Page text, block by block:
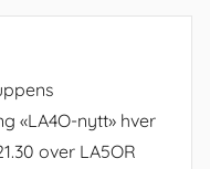
«LA4O-nytt» hver
over LA5OR